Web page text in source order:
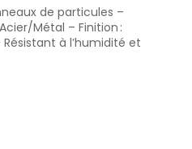
de particules –
Métal – Finition :
à l’humidité et